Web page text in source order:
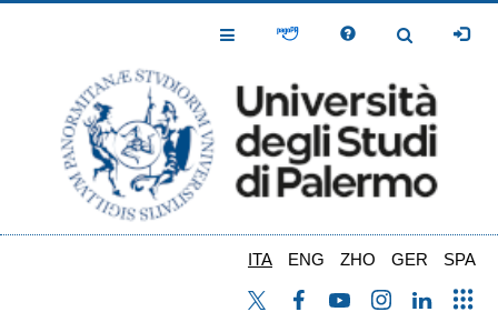
Toggle
Toggle
ITA ENG ZHO GER SPA